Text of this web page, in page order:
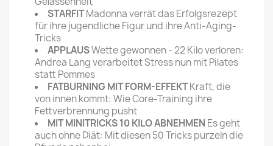
STARFITMadonna verrät das Erfolgsrezept
für ihre jugendliche Figur und ihre Anti-Aging-
Tricks
APPLAUSWette gewonnen - 22 Kilo verloren:
Andrea Lang verarbeitet Stress nun mit Pilates
statt Pommes
FATBURNING MIT FORM-EFFEKTKraft, die
von innen kommt: Wie Core-Training ihre
Fettverbrennung pusht
MIT MINITRICKS 10 KILO ABNEHMEN Es geht
auch ohne Diät: Mit diesen 50 Tricks purzeln die